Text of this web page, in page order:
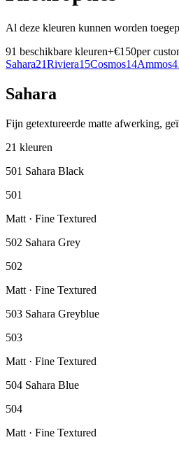
Al deze kleuren kunnen worden
91 beschikbare kleuren+€150per
Sahara21Riviera15Cosmos14Ammos
Sahara
Fijn getextureerde matte afwerking,
21 kleuren
501 Sahara Black
501
Matt · Fine Textured
502 Sahara Grey
502
Matt · Fine Textured
503 Sahara Greyblue
503
Matt · Fine Textured
504 Sahara Blue
504
Matt · Fine Textured